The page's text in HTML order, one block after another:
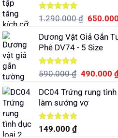
Được xếp
5 sao
1.290.000₫ Giá
là:
Dương Vật Giả Gắn
Phê DV74 - 5 Size
Được xếp
5 sao
590.000₫ Giá
là:
590.000 ₫.
490.000
DC04 Trứng rung
làm sướng vợ
Được xếp
149.000 ₫